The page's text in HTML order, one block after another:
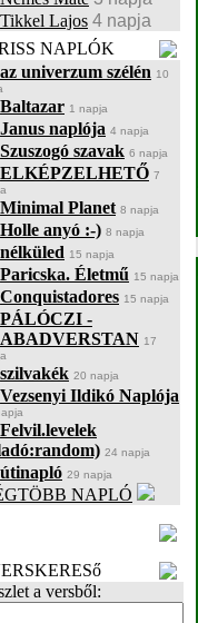
Tikkel Lajos 4 napja
NAPLÓK
az univerzum szélén 10
Baltazar 1 napja
Janus naplója 4 napja
Szuszogó szavak 6 napja
ELKÉPZELHETŐ 7
Minimal Planet 8 napja
Holle anyó :-) 8 napja
nélküled 15 napja
Paricska. Életmű 15 napja
Conquistadores 15 napja
PÁLÓCZI -
17
szilvakék 20 napja
Vezsenyi Ildikó Naplója
Felvil.levelek
24 napja
útinapló 29 napja
NAPLÓ
a versből: